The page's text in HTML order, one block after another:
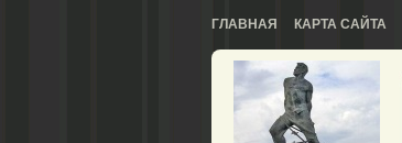
ГЛАВНАЯ КАРТА САЙТА